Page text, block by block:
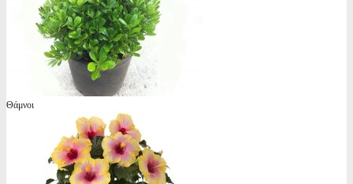
Θάμνοι